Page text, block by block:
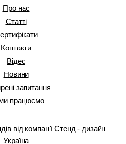
Про нас
Статті
Контакти
Відео
Новини
запитання
працюємо
від компанії Стенд - дизайн
Україна